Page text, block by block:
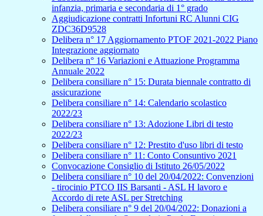
infanzia, primaria e secondaria di 1° grado
Aggiudicazione contratti Infortuni RC Alunni CIG
ZDC36D9528
Delibera n° 17 Aggiornamento PTOF 2021-2022 Piano
Integrazione aggiornato
Delibera n° 16 Variazioni e Attuazione Programma
Annuale 2022
Delibera consiliare n° 15: Durata biennale contratto di
assicurazione
Delibera consiliare n° 14: Calendario scolastico
2022/23
Delibera consiliare n° 13: Adozione Libri di testo
2022/23
Delibera consiliare n° 12: Prestito d'uso libri di testo
Delibera consiliare n° 11: Conto Consuntivo 2021
Convocazione Consiglio di Istituto 26/05/2022
Delibera consiliare n° 10 del 20/04/2022: Convenzioni
- tirocinio PTCO IIS Barsanti - ASL H lavoro e
Accordo di rete ASL per Stretching
Delibera consiliare n° 9 del 20/04/2022: Donazioni a